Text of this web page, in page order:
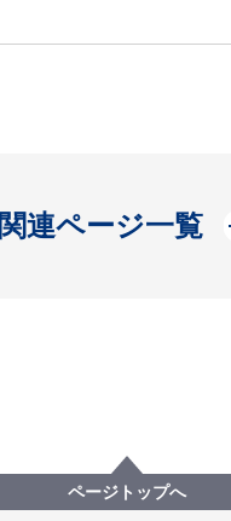
関連ページ一覧
開く
ページトップへ